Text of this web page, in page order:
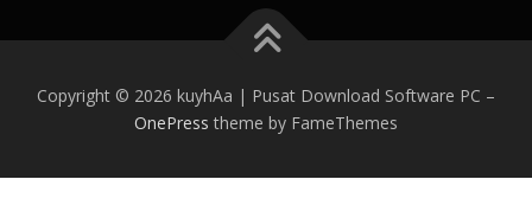
Copyright © 2026 kuyhAa | Pusat Download Software PC –
OnePress theme by FameThemes